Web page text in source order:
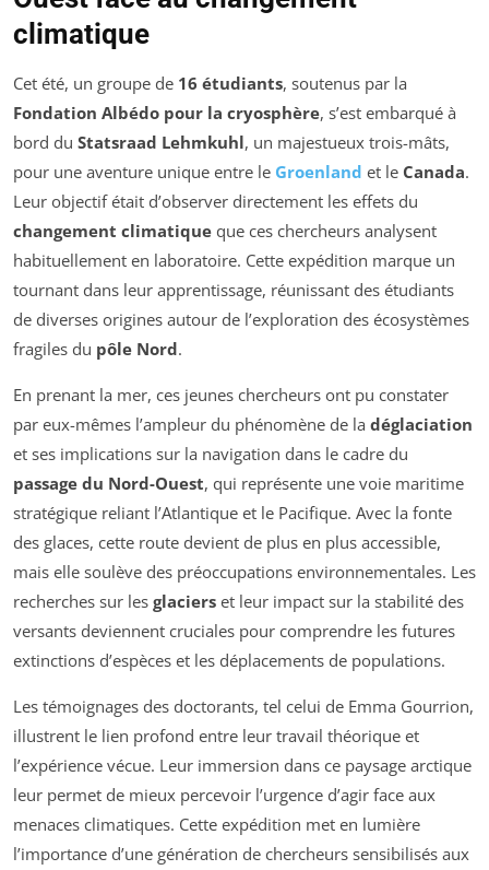
climatique
Cet été, un groupe de 16 étudiants, soutenus par la
Fondation Albédo pour la cryosphère, s’est embarqué à
bord du Statsraad Lehmkuhl, un majestueux trois-mâts,
pour une aventure unique entre le Groenland et le Canada.
Leur objectif était d’observer directement les effets du
changement climatique que ces chercheurs analysent
habituellement en laboratoire. Cette expédition marque un
tournant dans leur apprentissage, réunissant des étudiants
de diverses origines autour de l’exploration des écosystèmes
fragiles du pôle Nord.
En prenant la mer, ces jeunes chercheurs ont pu constater
par eux-mêmes l’ampleur du phénomène de la déglaciation
et ses implications sur la navigation dans le cadre du
passage du Nord-Ouest, qui représente une voie maritime
stratégique reliant l’Atlantique et le Pacifique. Avec la fonte
des glaces, cette route devient de plus en plus accessible,
mais elle soulève des préoccupations environnementales. Les
recherches sur les glaciers et leur impact sur la stabilité des
versants deviennent cruciales pour comprendre les futures
extinctions d’espèces et les déplacements de populations.
Les témoignages des doctorants, tel celui de Emma Gourrion,
illustrent le lien profond entre leur travail théorique et
l’expérience vécue. Leur immersion dans ce paysage arctique
leur permet de mieux percevoir l’urgence d’agir face aux
menaces climatiques. Cette expédition met en lumière
l’importance d’une génération de chercheurs sensibilisés aux